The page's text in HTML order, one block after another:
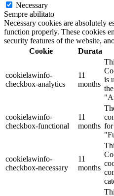
Necessary
Sempre abilitato
Necessary cookies are absolutely
function properly. These cookies
security features of the website,
Cookie
Durata
cookielawinfo-
checkbox-analytics
11
months
is
cookielawinfo-
checkbox-functional
11
months for
cookielawinfo-
checkbox-necessary
11
months